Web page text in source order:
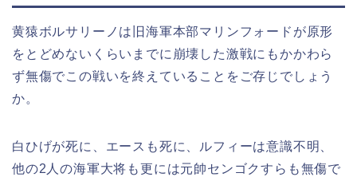
黄猿ボルサリーノは旧海軍本部マリンフォードが原形
をとどめないくらいまでに崩壊した激戦にもかかわら
ず無傷でこの戦いを終えていることをご存じでしょう
か。
白ひげが死に、エースも死に、ルフィーは意識不明、
他の2人の海軍大将も更には元帥センゴクすらも無傷で